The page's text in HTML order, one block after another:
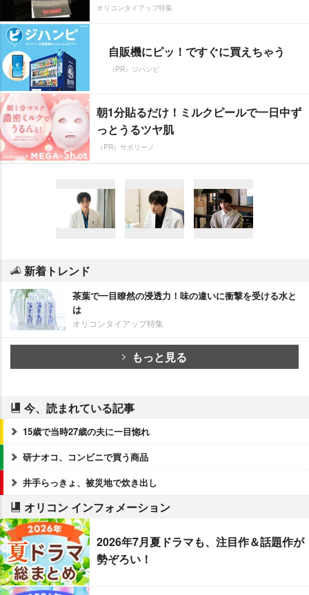
オリコンタイアップ特集
自販機にピッ！ですぐに買えちゃう
（PR）ジハンピ
朝1分貼るだけ！ミルクピールで一日中ず
っとうるツヤ肌
（PR）サボリーノ
新着トレンド
茶葉で一目瞭然の浸透力！味の違いに衝撃を受ける水と
は
オリコンタイアップ特集
もっと見る
今、読まれている記事
15歳で当時27歳の夫に一目惚れ
研ナオコ、コンビニで買う商品
井手らっきょ、被災地で炊き出し
オリコン インフォメーション
2026年7月夏ドラマも、注目作＆話題作が
勢ぞろい！